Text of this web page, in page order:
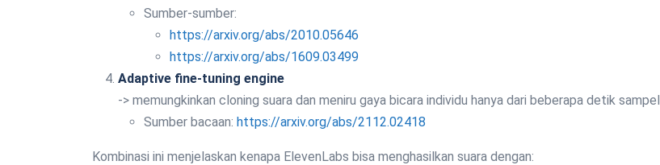
Sumber-sumber:
https://arxiv.org/abs/2010.05646
https://arxiv.org/abs/1609.03499
Adaptive fine-tuning engine
-> memungkinkan cloning suara dan meniru gaya bicara individu hanya dari beberapa detik sampel.
Sumber bacaan: https://arxiv.org/abs/2112.02418
Kombinasi ini menjelaskan kenapa ElevenLabs bisa menghasilkan suara dengan: